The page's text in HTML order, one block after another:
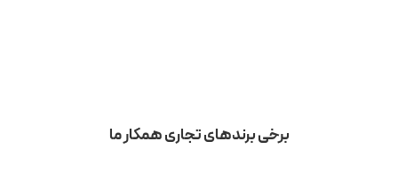
برخی برندهای تجاری همکار ما